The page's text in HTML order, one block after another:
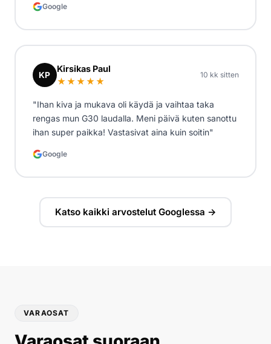
Google
KP
Kirsikas Paul
★★★★★
10 kk sitten
"Ihan kiva ja mukava oli käydä ja vaihtaa taka
rengas mun G30 laudalla. Meni päivä kuten sanottu
ihan super paikka! Vastasivat aina kuin soitin"
Google
Katso kaikki arvostelut Googlessa →
VARAOSAT